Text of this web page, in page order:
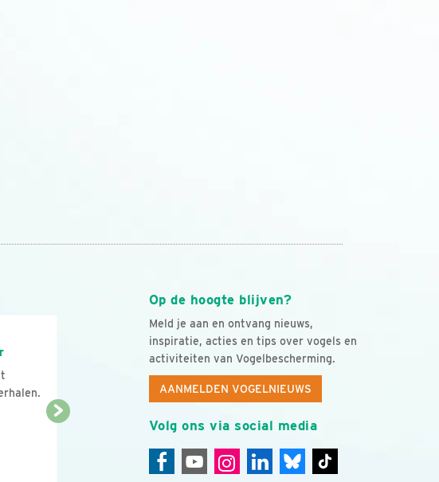
Op de hoogte blijven?
Meld je aan en ontvang nieuws,
inspiratie, acties en tips over vogels en
activiteiten van Vogelbescherming.
AANMELDEN VOGELNIEUWS
Volg ons via social media